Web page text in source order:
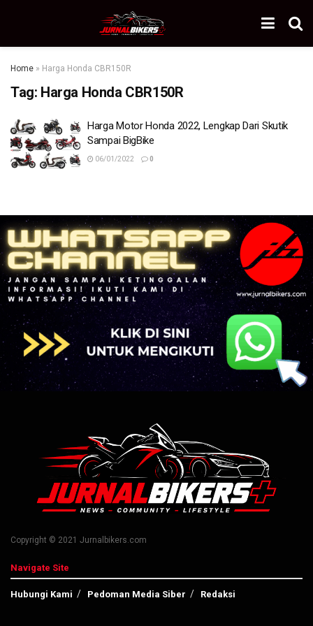
Home » Harga Honda CBR150R
Tag: Harga Honda CBR150R
Harga Motor Honda 2022, Lengkap Dari Skutik
Sampai BigBike
06/01/2022 0
Copyright © 2021 Jurnalbikers.com
Navigate Site
Hubungi Kami Pedoman Media Siber Redaksi